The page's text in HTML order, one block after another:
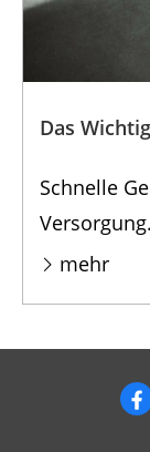
Das
Schnelle
Versorgung.
mehr